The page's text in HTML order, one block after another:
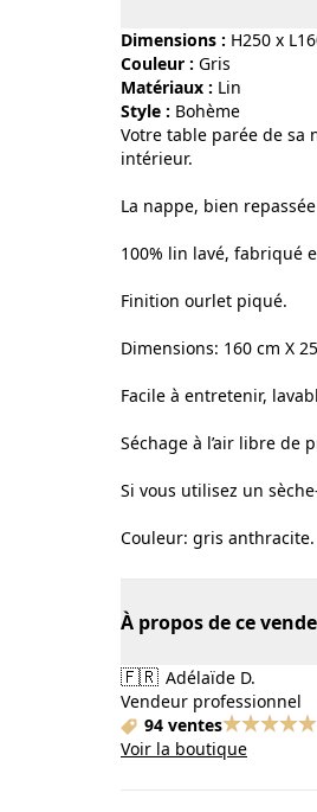
Dimensions : H250 x
Couleur :
gris
Matériaux :
lin
Style :
bohème
Votre table parée de sa
intérieur.
La nappe, bien
100% lin lavé, fabriqué
Finition ourlet piqué.
Dimensions: 160 cm X
Facile à entretenir,
Séchage à l’air libre de
Si vous utilisez un
Couleur: gris anthracite.
À propos de ce
🇫🇷 Adélaïde D.
Vendeur professionnel
94 ventes
Voir la boutique